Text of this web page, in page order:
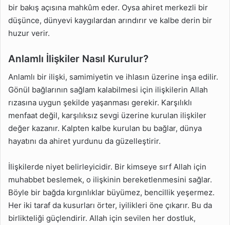
bir bakış açısına mahkûm eder. Oysa ahiret merkezli bir
düşünce, dünyevi kaygılardan arındırır ve kalbe derin bir
huzur verir.
Anlamlı İlişkiler Nasıl Kurulur?
Anlamlı bir ilişki, samimiyetin ve ihlasın üzerine inşa edilir.
Gönül bağlarının sağlam kalabilmesi için ilişkilerin Allah
rızasına uygun şekilde yaşanması gerekir. Karşılıklı
menfaat değil, karşılıksız sevgi üzerine kurulan ilişkiler
değer kazanır. Kalpten kalbe kurulan bu bağlar, dünya
hayatını da ahiret yurdunu da güzelleştirir.
İlişkilerde niyet belirleyicidir. Bir kimseye sırf Allah için
muhabbet beslemek, o ilişkinin bereketlenmesini sağlar.
Böyle bir bağda kırgınlıklar büyümez, bencillik yeşermez.
Her iki taraf da kusurları örter, iyilikleri öne çıkarır. Bu da
birlikteliği güçlendirir. Allah için sevilen her dostluk,